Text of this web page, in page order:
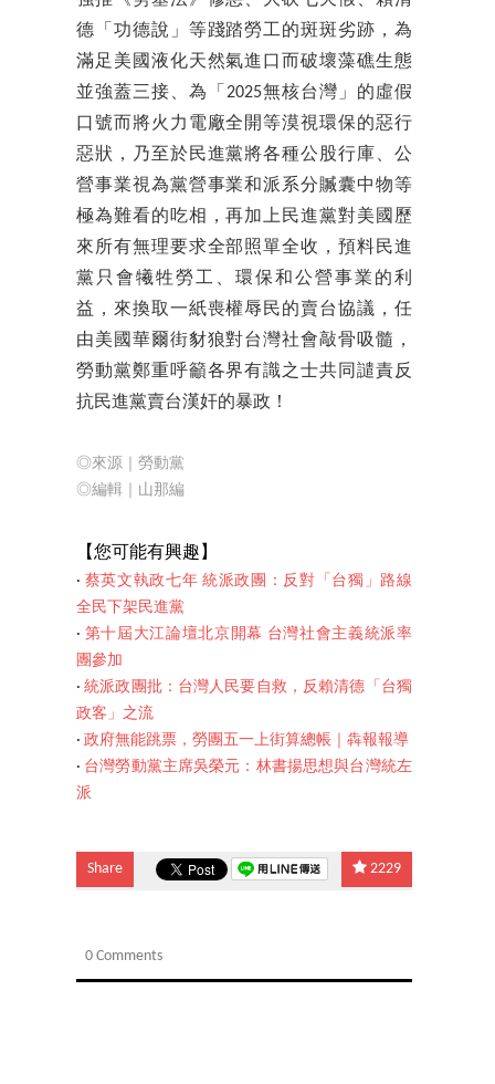
德「功德說」等踐踏勞工的斑斑劣跡，為
滿足美國液化天然氣進口而破壞藻礁生態
並強蓋三接、為「2025無核台灣」的虛假
口號而將火力電廠全開等漠視環保的惡行
惡狀，乃至於民進黨將各種公股行庫、公
營事業視為黨營事業和派系分贓囊中物等
極為難看的吃相，再加上民進黨對美國歷
來所有無理要求全部照單全收，預料民進
黨只會犧牲勞工、環保和公營事業的利
益，來換取一紙喪權辱民的賣台協議，任
由美國華爾街豺狼對台灣社會敲骨吸髓，
勞動黨鄭重呼籲各界有識之士共同譴責反
抗民進黨賣台漢奸的暴政！
◎來源｜勞動黨
◎編輯 ｜山那編
【您可 能有興趣】
‧ 蔡英文執政七年 統派政團：反對「台獨」路線
全民下架民進黨
‧ 第十屆大江論壇北京開幕 台灣社會主義統派率
團參加
‧統派政團批：台灣人民要自救，反賴清德「台獨
政客」之流
‧ 政府無能跳票，勞團五一上街算總帳｜犇報報導
‧ 台灣勞動黨主席吳榮元：林書揚思想與台灣統左
派
Share 2229
0 Comments